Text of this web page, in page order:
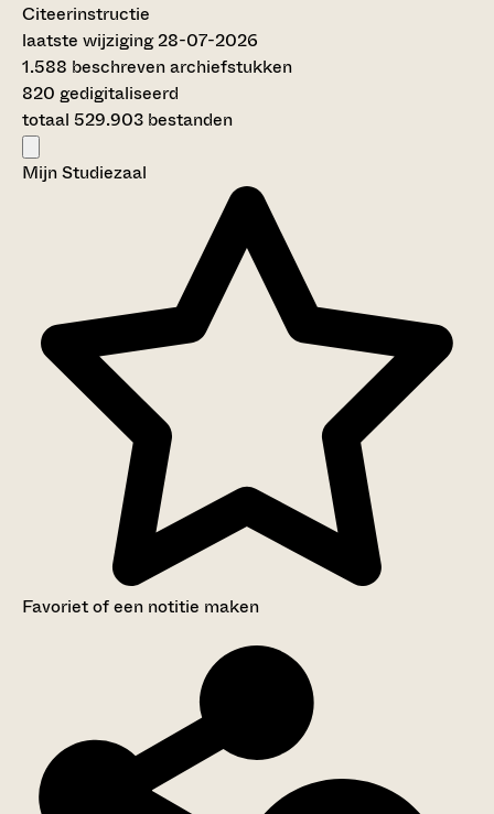
Citeerinstructie
laatste wijziging 28-07-2026
1.588 beschreven archiefstukken
820 gedigitaliseerd
totaal 529.903 bestanden
Mijn Studiezaal
Favoriet of een notitie maken